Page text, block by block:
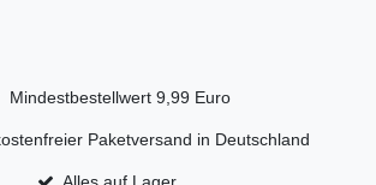
Mindestbestellwert 9,99 Euro
Paketversand in Deutschland